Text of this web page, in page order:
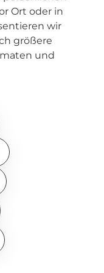
Ort oder in
wir
größere
und